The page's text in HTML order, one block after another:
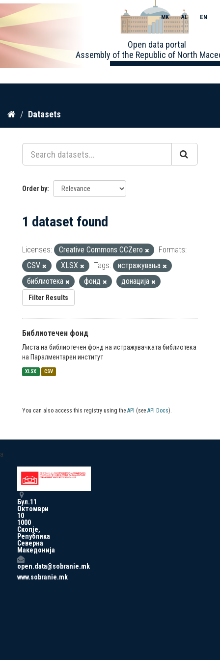
Skip
content
Open data portal
Assembly of the Republic of North
MK AL EN
Datasets
Order by
1 dataset found
Licenses: Creative Commons CCZero
Formats:
CSV
XLSX Tags:
истражувања
библиотека
фонд донација
Filter Results
Библиотечен фонд
Листа на библиотечен фонд на истражувачката библиотека
на Паралментарен институт
XLSX CSV
You can also access this registry using the API (see API Docs).
a
Бул.11
Октомври
10
1000
Скопје,
Република
Северна
Македонија
open.data@sobranie.mk
www.sobranie.mk